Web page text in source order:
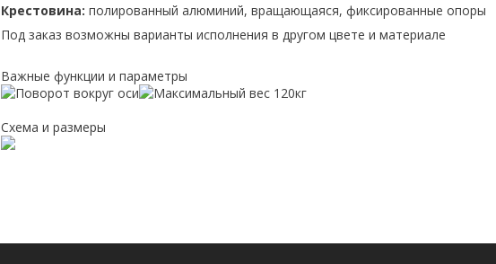
Крестовина: полированный алюминий, вращающаяся, фиксированные опоры
Под заказ возможны варианты исполнения в другом цвете и материале
Важные функции и параметры
Схема и размеры